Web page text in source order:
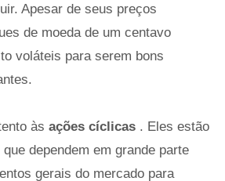
Apesar de seus preços
de moeda de um centavo
voláteis para serem bons
às ações cíclicas . Eles estão
dependem em grande parte
gerais do mercado para